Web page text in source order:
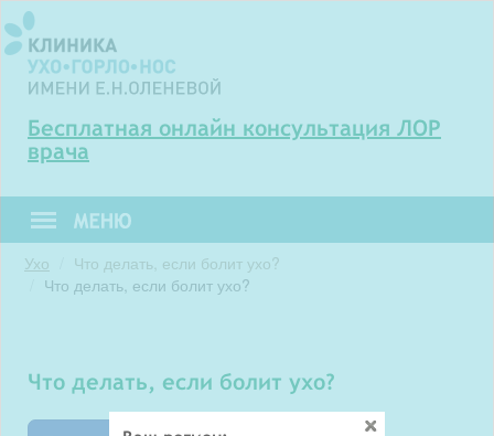
Бесплатная онлайн консультация ЛОР
врача
Ухо
Что делать, если болит ухо?
Что делать, если болит ухо?
Что делать, если болит ухо?